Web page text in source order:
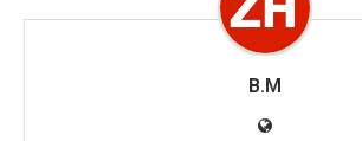
B.M